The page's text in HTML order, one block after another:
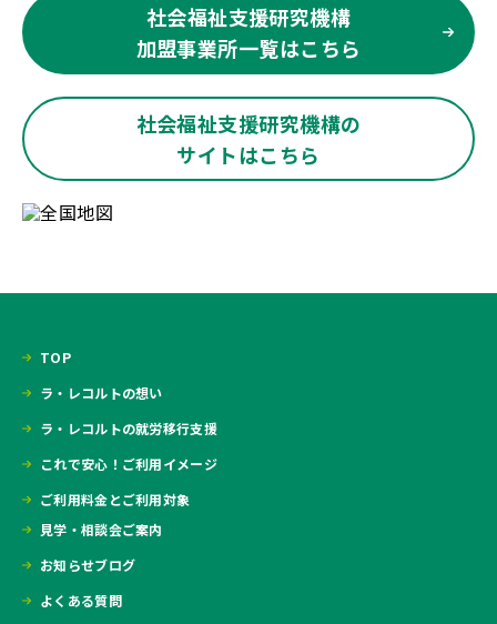
社会福祉支援研究機構
加盟事業所一覧はこちら
社会福祉支援研究機構の
サイトはこちら
TOP
ラ・レコルトの想い
ラ・レコルトの就労移行支援
これで安心！ご利用イメージ
ご利用料金とご利用対象
見学・相談会ご案内
お知らせブログ
よくある質問